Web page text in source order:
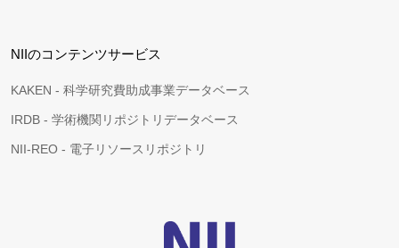
NIIのコンテンツサービス
KAKEN - 科学研究費助成事業データベース
IRDB - 学術機関リポジトリデータベース
NII-REO - 電子リソースリポジトリ